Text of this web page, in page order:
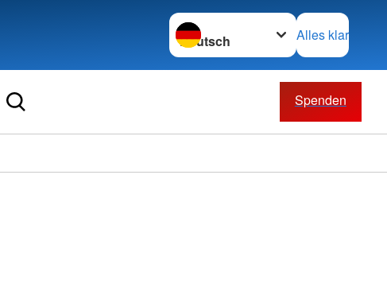
Sprache wechseln zu
Alles klar
Spenden